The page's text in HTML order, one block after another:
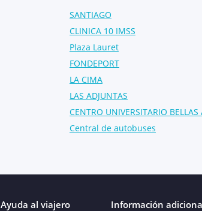
SANTIAGO
CLINICA 10 IMSS
Plaza Lauret
FONDEPORT
LA CIMA
LAS ADJUNTAS
CENTRO UNIVERSITARIO BELLAS
Central de autobuses
Ayuda al viajero Información